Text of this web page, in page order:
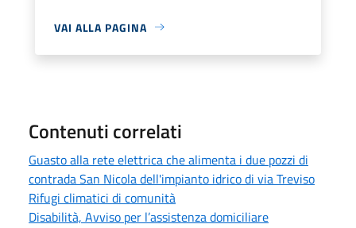
VAI ALLA PAGINA
Contenuti correlati
Guasto alla rete elettrica che alimenta i due pozzi di
contrada San Nicola dell'impianto idrico di via Treviso
Rifugi climatici di comunità
Disabilità, Avviso per l’assistenza domiciliare